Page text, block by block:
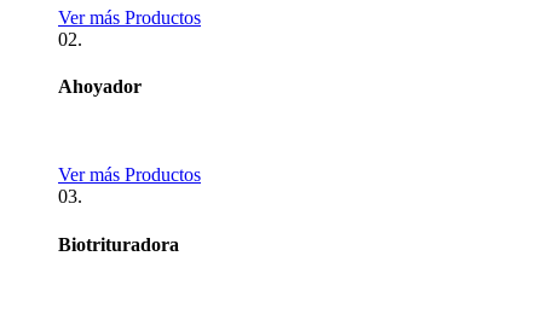
Ver más Productos
02.
Ahoyador
Ver más Productos
03.
Biotrituradora